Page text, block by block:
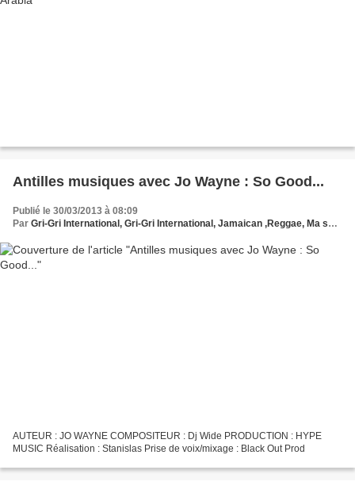
Antilles musiques avec Jo Wayne : So Good...
Publié le 30/03/2013 à 08:09
Par Gri-Gri International, Gri-Gri International, Jamaican ,Reggae, Ma solange oussou, Zouk, JO WAYNE, Antilles
AUTEUR : JO WAYNE COMPOSITEUR : Dj Wide PRODUCTION : HYPE
MUSIC Réalisation : Stanislas Prise de voix/mixage : Black Out Prod